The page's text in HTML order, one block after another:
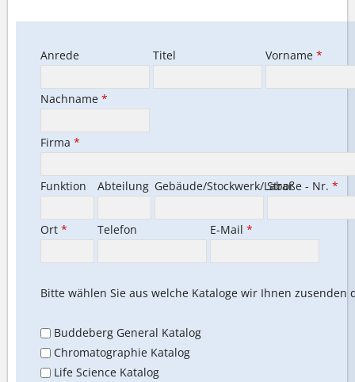
Anrede Titel Vorname *
Nachname *
Firma *
Funktion Abteilung Gebäude/Stockwerk/LaborStraße - Nr. *
Ort * Telefon E-Mail *
Bitte wählen Sie aus welche Kataloge wir Ihnen zusenden
Buddeberg General Katalog
Chromatographie Katalog
Life Science Katalog